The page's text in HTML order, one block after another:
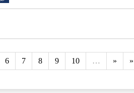
6 7 8 9 10 … »